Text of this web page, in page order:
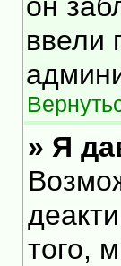
ввели
» Я
того,